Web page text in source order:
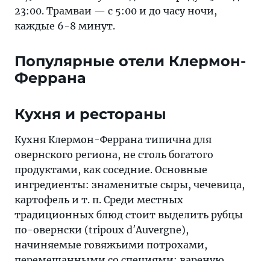
23:00. Трамваи — с 5:00 и до часу ночи,
каждые 6-8 минут.
Популярные отели Клермон-
Феррана
Кухня и рестораны
Кухня Клермон-Феррана типична для
овернского региона, не столь богатого
продуктами, как соседние. Основные
ингредиенты: знаменитые сыры, чечевица,
картофель и т. п. Среди местных
традиционных блюд стоит выделить рубцы
по-овернски (tripoux d′Auvergne),
начиняемые говяжьими потрохами,